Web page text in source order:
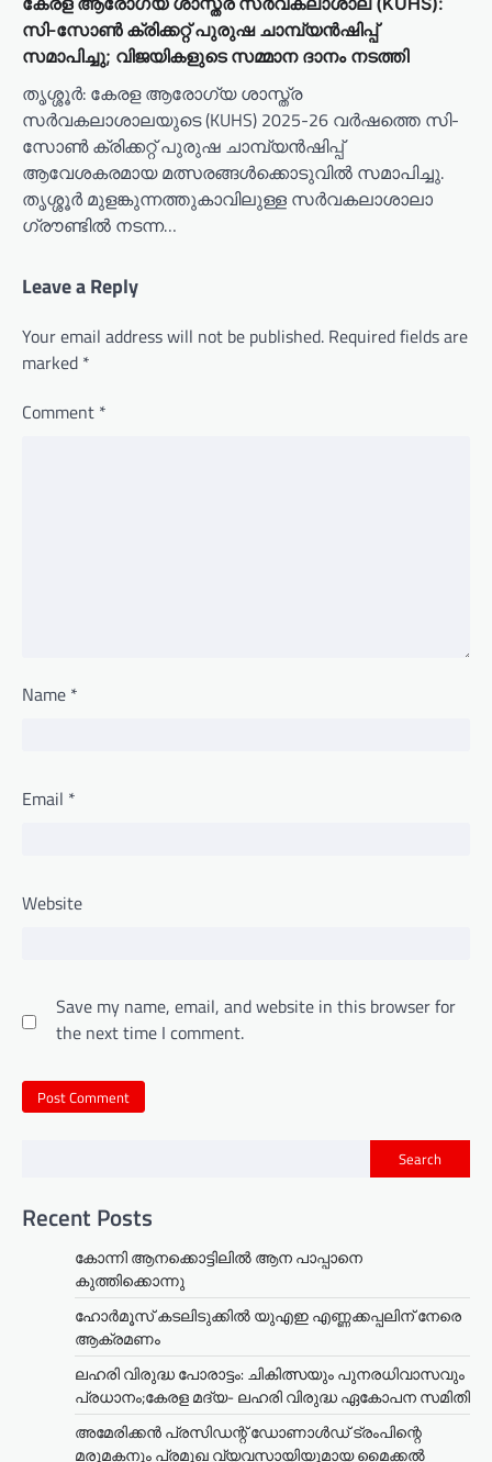
സി-സോൺ ക്രിക്കറ്റ് പുരുഷ ചാമ്പ്യൻഷിപ്പ്
സമാപിച്ചു; വിജയികളുടെ സമ്മാന ദാനം നടത്തി
തൃശ്ശൂർ: കേരള ആരോഗ്യ ശാസ്ത്ര
സർവകലാശാലയുടെ (KUHS) 2025-26 വർഷത്തെ സി-
സോൺ ക്രിക്കറ്റ് പുരുഷ ചാമ്പ്യൻഷിപ്പ്
ആവേശകരമായ മത്സരങ്ങൾക്കൊടുവിൽ സമാപിച്ചു.
തൃശ്ശൂർ മുളങ്കുന്നത്തുകാവിലുള്ള സർവകലാശാലാ
ഗ്രൗണ്ടിൽ നടന്ന…
Leave a Reply
Your email address will not be published. Required fields are
marked *
Comment *
Name *
Email *
Website
Save my name, email, and website in this browser for
the next time I comment.
Search
Recent Posts
കോന്നി ആനക്കൊട്ടിലിൽ ആന പാപ്പാനെ
കുത്തിക്കൊന്നു
ഹോർമൂസ് കടലിടുക്കിൽ യുഎഇ എണ്ണക്കപ്പലിന് നേരെ
ആക്രമണം
ലഹരി വിരുദ്ധ പോരാട്ടം: ചികിത്സയും പുനരധിവാസവും
പ്രധാനം;കേരള മദ്യ- ലഹരി വിരുദ്ധ ഏകോപന സമിതി
അമേരിക്കൻ പ്രസിഡന്റ് ഡോണാൾഡ് ട്രംപിന്റെ
മരുമകനും പ്രമുഖ വ്യവസായിയുമായ മൈക്കൽ